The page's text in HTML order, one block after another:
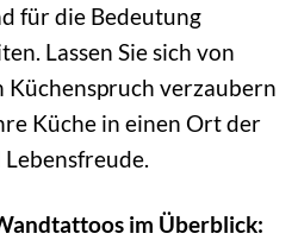
für die Bedeutung
Lassen Sie sich von
Küchenspruch verzaubern
Küche in einen Ort der
im Überblick: